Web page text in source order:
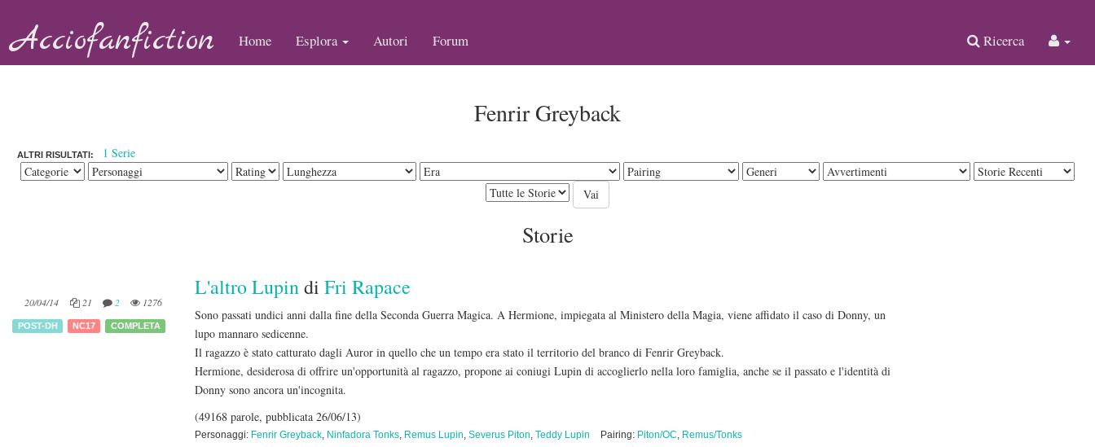
Acciofanfiction Home Esplora Autori Forum Ricerca
Fenrir Greyback
ALTRI RISULTATI: 1 Serie
Storie
20/04/14 21 2 1276
POST-DH NC17 COMPLETA
L'altro Lupindi Fri Rapace
Sono passati undici anni dalla fine della Seconda Guerra Magica. A Hermione, impiegata al Ministero della Magia, viene affidato il caso di Donny, un
lupo mannaro sedicenne.
Il ragazzo è stato catturato dagli Auror in quello che un tempo era stato il territorio del branco di Fenrir Greyback.
Hermione, desiderosa di offrire un'opportunità al ragazzo, propone ai coniugi Lupin di accoglierlo nella loro famiglia, anche se il passato e l'identità di
Donny sono ancora un'incognita.
(49168 parole, pubblicata 26/06/13)
Personaggi: Fenrir Greyback, Ninfadora Tonks, Remus Lupin, Severus Piton, Teddy Lupin Pairing: Piton/OC, Remus/Tonks